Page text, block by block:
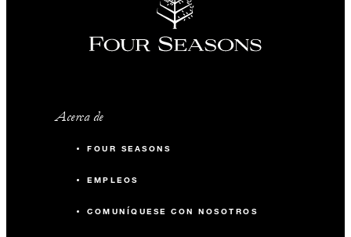
Acerca de
FOUR SEASONS
EMPLEOS
COMUNÍQUESE CON NOSOTROS